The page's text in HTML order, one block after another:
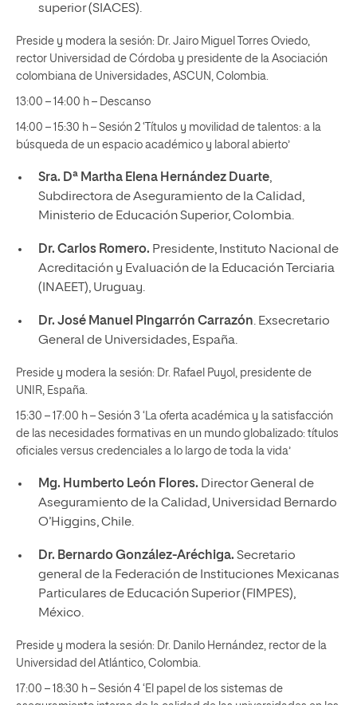
superior (SIACES).
Preside y modera la sesión: Dr. Jairo Miguel Torres Oviedo,
rector Universidad de Córdoba y presidente de la Asociación
colombiana de Universidades, ASCUN, Colombia.
13:00 – 14:00 h – Descanso
14:00 – 15:30 h – Sesión 2 ‘Títulos y movilidad de talentos: a la
búsqueda de un espacio académico y laboral abierto’
Sra. Dª Martha Elena Hernández Duarte,
Subdirectora de Aseguramiento de la Calidad,
Ministerio de Educación Superior, Colombia.
Dr. Carlos Romero. Presidente, Instituto Nacional de
Acreditación y Evaluación de la Educación Terciaria
(INAEET), Uruguay.
Dr. José Manuel Pingarrón Carrazón. Exsecretario
General de Universidades, España.
Preside y modera la sesión: Dr. Rafael Puyol, presidente de
UNIR, España.
15:30 – 17:00 h – Sesión 3 ‘La oferta académica y la satisfacción
de las necesidades formativas en un mundo globalizado: títulos
oficiales versus credenciales a lo largo de toda la vida’
Mg. Humberto León Flores. Director General de
Aseguramiento de la Calidad, Universidad Bernardo
O’Higgins, Chile.
Dr. Bernardo González-Aréchiga. Secretario
general de la Federación de Instituciones Mexicanas
Particulares de Educación Superior (FIMPES),
México.
Preside y modera la sesión: Dr. Danilo Hernández, rector de la
Universidad del Atlántico, Colombia.
17:00 – 18:30 h – Sesión 4 ‘El papel de los sistemas de